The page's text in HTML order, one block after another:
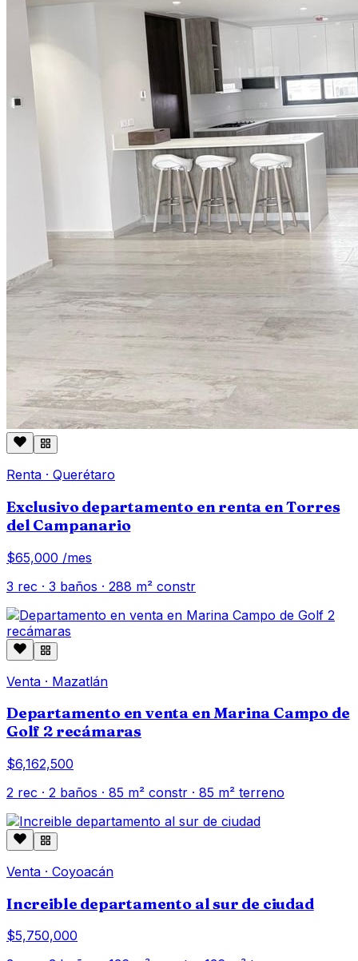
Renta · Querétaro
Exclusivo departamento en renta en Torres
del Campanario
$65,000 /mes
3 rec · 3 baños · 288 m² constr
Venta · Mazatlán
Departamento en venta en Marina Campo de
Golf 2 recámaras
$6,162,500
2 rec · 2 baños · 85 m² constr · 85 m² terreno
Venta · Coyoacán
Increible departamento al sur de ciudad
$5,750,000